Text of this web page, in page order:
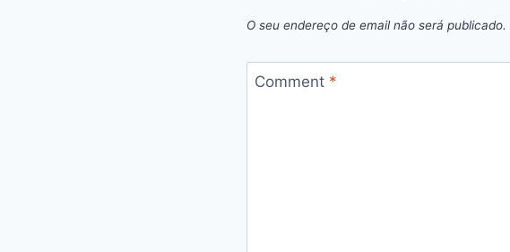
O seu endereço de email não será publicado.
Comment *